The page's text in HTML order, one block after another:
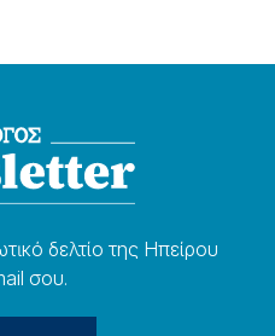
δελτίο της Ηπείρου
σου.